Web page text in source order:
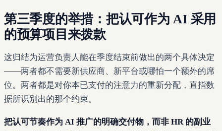
第三季度的举措：把认可作为 AI 采用
的预算项目来拨款
这归结为运营负责人能在季度结束前做出的两个具体决定
——两者都不需要新供应商、新平台或哪怕一个额外的席
位。两者都是对你本已支付的注意力的重新分配，直指数
据所识别出的那个约束。
把认可节奏作为 AI 推广的明确交付物，而非 HR 的副业